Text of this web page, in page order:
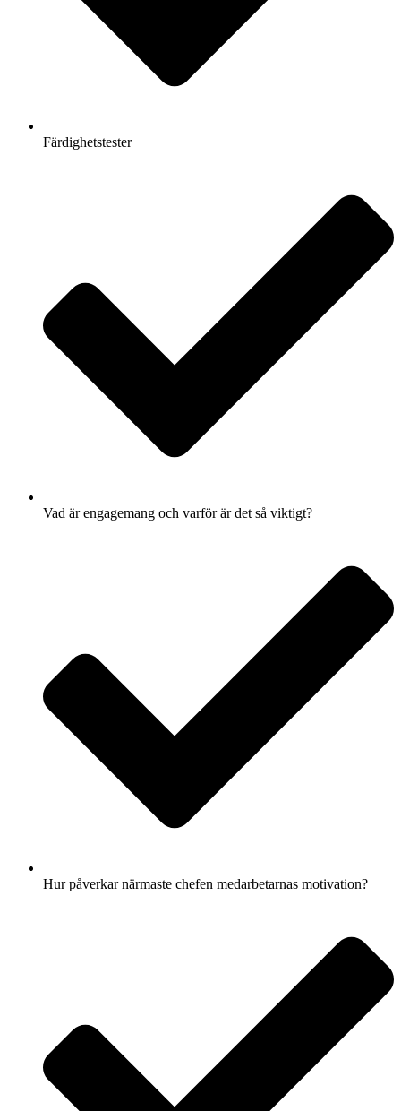
Färdighetstester
Vad är engagemang och varför är det så viktigt?
Hur påverkar närmaste chefen medarbetarnas motivation?